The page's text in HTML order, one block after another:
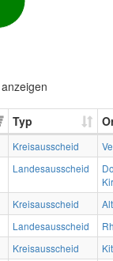
Typ
Kreisausscheid
Landesausscheid
Kreisausscheid
Landesausscheid
Kreisausscheid